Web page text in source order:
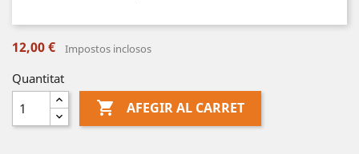
12,00 € Impostos inclosos
Quantitat
 AFEGIR AL CARRET